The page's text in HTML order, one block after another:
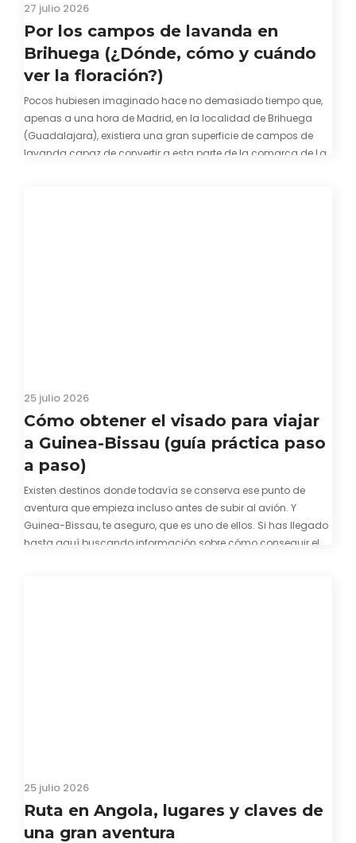
27 julio 2026
Por los campos de lavanda en
Brihuega (¿Dónde, cómo y cuándo
ver la floración?)
Pocos hubiesen imaginado hace no demasiado tiempo que,
apenas a una hora de Madrid, en la localidad de Brihuega
(Guadalajara), existiera una gran superficie de campos de
lavanda capaz de convertir a esta parte de la comarca de La
25 julio 2026
Cómo obtener el visado para viajar
a Guinea-Bissau (guía práctica paso
a paso)
Existen destinos donde todavía se conserva ese punto de
aventura que empieza incluso antes de subir al avión. Y
Guinea-Bissau, te aseguro, que es uno de ellos. Si has llegado
hasta aquí buscando información sobre cómo conseguir el
25 julio 2026
Ruta en Angola, lugares y claves de
una gran aventura